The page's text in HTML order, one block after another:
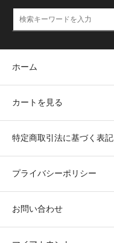
ホーム
カートを見る
特定商取引法に基づく表記
プライバシーポリシー
お問い合わせ